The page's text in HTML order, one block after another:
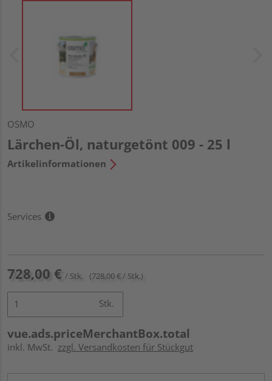
OSMO
Lärchen-Öl, naturgetönt 009 - 25 l
Artikelinformationen
Services
728,00 € / Stk. (728,00 € / Stk.)
Stk.
vue.ads.priceMerchantBox.total
inkl. MwSt. zzgl. Versandkosten für Stückgut